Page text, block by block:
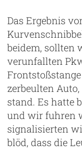
Das Ergebnis
beidem, sollten
verunfallten
zerbeulten
stand. Es hatte
und wir fuhren
signalisierten
blöd, dass die